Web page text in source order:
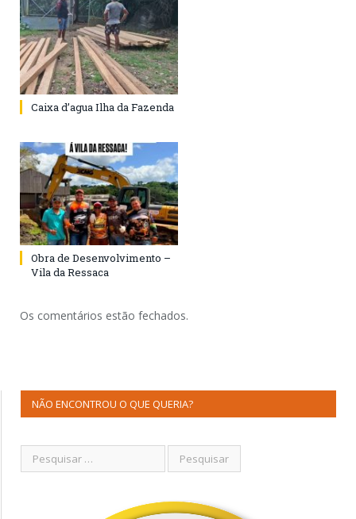
Caixa d’agua Ilha da Fazenda
Obra de Desenvolvimento –
Vila da Ressaca
Os comentários estão fechados.
NÃO ENCONTROU O QUE QUERIA?